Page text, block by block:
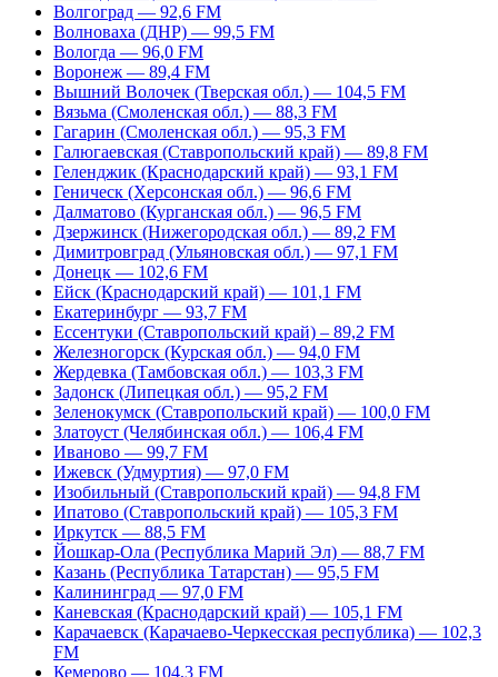
Волгоград — 92,6 FM
Волноваха (ДНР) — 99,5 FM
Вологда — 96,0 FM
Воронеж — 89,4 FM
Вышний Волочек (Тверская обл.) — 104,5 FM
Вязьма (Смоленская обл.) — 88,3 FM
Гагарин (Смоленская обл.) — 95,3 FM
Галюгаевская (Ставропольский край) — 89,8 FM
Геленджик (Краснодарский край) — 93,1 FM
Геническ (Херсонская обл.) — 96,6 FM
Далматово (Курганская обл.) — 96,5 FM
Дзержинск (Нижегородская обл.) — 89,2 FM
Димитровград (Ульяновская обл.) — 97,1 FM
Донецк — 102,6 FM
Ейск (Краснодарский край) — 101,1 FM
Екатеринбург — 93,7 FM
Ессентуки (Ставропольский край) – 89,2 FM
Железногорск (Курская обл.) — 94,0 FM
Жердевка (Тамбовская обл.) — 103,3 FM
Задонск (Липецкая обл.) — 95,2 FM
Зеленокумск (Ставропольский край) — 100,0 FM
Златоуст (Челябинская обл.) — 106,4 FM
Иваново — 99,7 FM
Ижевск (Удмуртия) — 97,0 FM
Изобильный (Ставропольский край) — 94,8 FM
Ипатово (Ставропольский край) — 105,3 FM
Иркутск — 88,5 FM
Йошкар-Ола (Республика Марий Эл) — 88,7 FM
Казань (Республика Татарстан) — 95,5 FM
Калининград — 97,0 FM
Каневская (Краснодарский край) — 105,1 FM
Карачаевск (Карачаево-Черкесская республика) — 102,3
FM
Кемерово — 104,3 FM